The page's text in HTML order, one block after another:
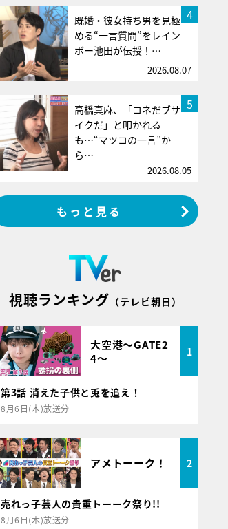
4
既婚・彼女持ち男を見極
める“一言質問”をレイン
ボー池田が伝授！…
2026.08.07
5
高橋真麻、「コネだブサ
イクだ」と叩かれる
も…“マツコの一言”か
ら…
2026.08.05
もっと見る
視聴ランキング （テレビ朝日）
大空港～GATE2
4～
1
第3話 消えた子供と兎を追え！
8月6日(木)放送分
アメトーーク！ 2
売れっ子芸人の貴重トーーク祭り!!
8月6日(木)放送分